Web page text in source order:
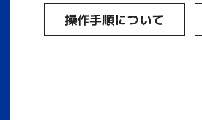
操作手順について